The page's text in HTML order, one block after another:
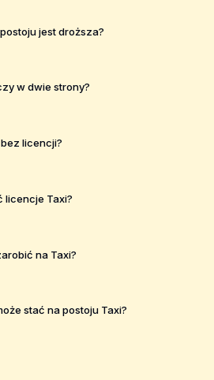
jest droższa?
w dwie strony?
licencji?
licencje Taxi?
na Taxi?
stać na postoju Taxi?